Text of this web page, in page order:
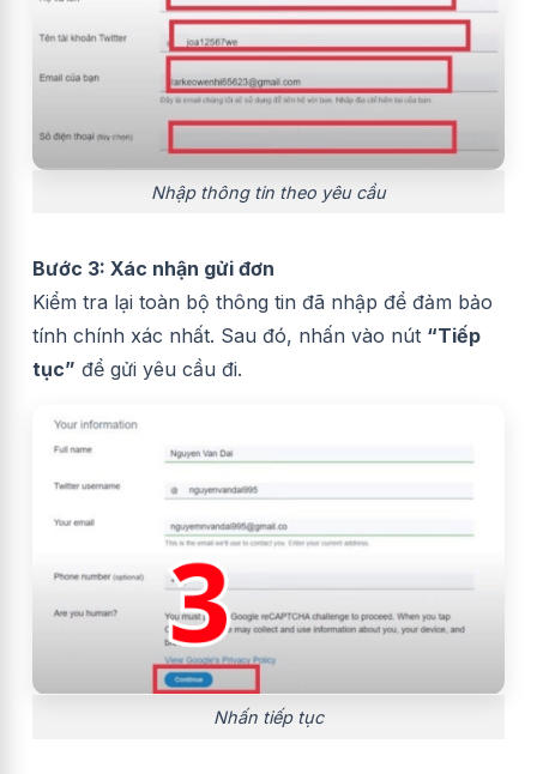
Nhập thông tin theo yêu cầu
Bước 3: Xác nhận gửi đơn
Kiểm tra lại toàn bộ thông tin đã nhập để đảm bảo
tính chính xác nhất. Sau đó, nhấn vào nút “Tiếp
tục” để gửi yêu cầu đi.
Nhấn tiếp tục